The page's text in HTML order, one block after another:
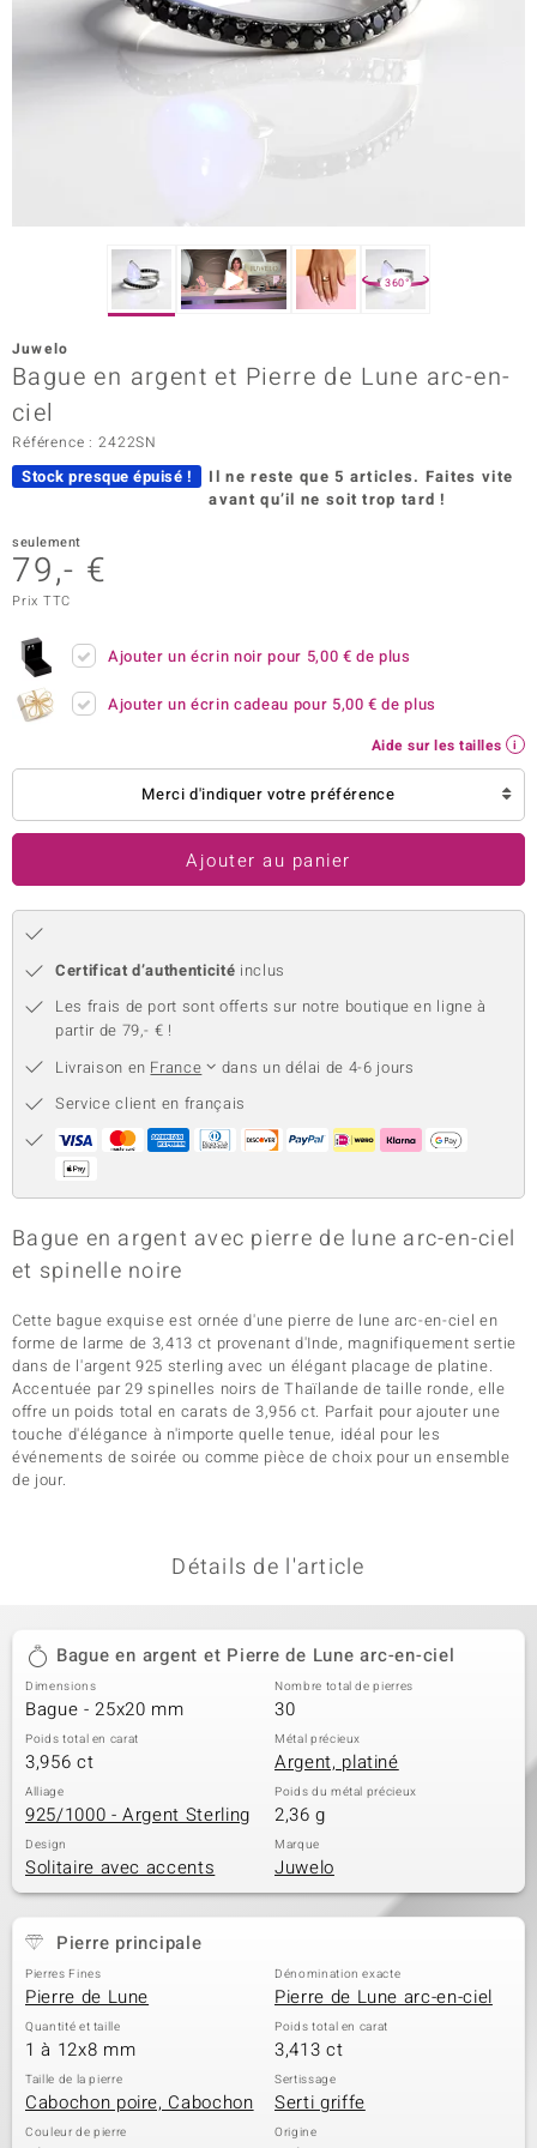
Designs
Collection
360°
Juwelo
Bague en argent et Pierre de Lune arc-en-
ciel
Référence : 2422SN
Stock presque épuisé ! Il ne reste que 5 articles. Faites vite
avant qu’il ne soit trop tard !
seulement
79,- €
Prix TTC
Ajouter un écrin noir pour 5,00 € de plus
Ajouter un écrin cadeau pour 5,00 € de plus
Aide sur les tailles
Merci d'indiquer votre préférence
Ajouter au panier
Certificat d’authenticité inclus
Les frais de port sont offerts sur notre boutique en ligne à
partir de 79,- € !
Livraison en France
dans un délai de 4-6 jours
Service client en français
Bague en argent avec pierre de lune arc-en-ciel
et spinelle noire
Cette bague exquise est ornée d'une pierre de lune arc-en-ciel en
forme de larme de 3,413 ct provenant d'Inde, magnifiquement sertie
dans de l'argent 925 sterling avec un élégant placage de platine.
Accentuée par 29 spinelles noirs de Thaïlande de taille ronde, elle
offre un poids total en carats de 3,956 ct. Parfait pour ajouter une
touche d'élégance à n'importe quelle tenue, idéal pour les
événements de soirée ou comme pièce de choix pour un ensemble
de jour.
Détails de l'article
Bague en argent et Pierre de Lune arc-en-ciel
Dimensions
Bague - 25x20 mm
Nombre total de pierres
30
Poids total en carat
3,956 ct
Métal précieux
Argent, platiné
Alliage
925/1000 - Argent Sterling
Poids du métal précieux
2,36 g
Design
Solitaire avec accents
Marque
Juwelo
Pierre principale
Pierres Fines
Pierre de Lune
Dénomination exacte
Pierre de Lune arc-en-ciel
Quantité et taille
1 à 12x8 mm
Poids total en carat
3,413 ct
Taille de la pierre
Cabochon poire, Cabochon
Sertissage
Serti griffe
Couleur de pierre Origine